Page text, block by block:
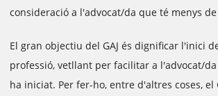
consideració a l'advocat/da que té menys de
El gran objectiu del GAJ és dignificar l'inici
professió, vetllant per facilitar a l'advocat/
ha iniciat. Per fer-ho, entre d'altres coses, el